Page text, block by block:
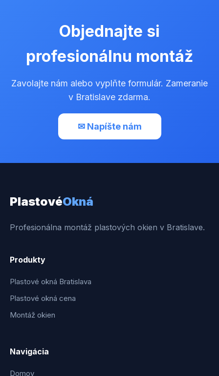
Objednajte si
profesionálnu montáž
Zavolajte nám alebo vyplňte formulár. Zameranie
v Bratislave zdarma.
✉ Napíšte nám
PlastovéOkná
Profesionálna montáž plastových okien v Bratislave.
Produkty
Plastové okná Bratislava
Plastové okná cena
Montáž okien
Navigácia
Domov